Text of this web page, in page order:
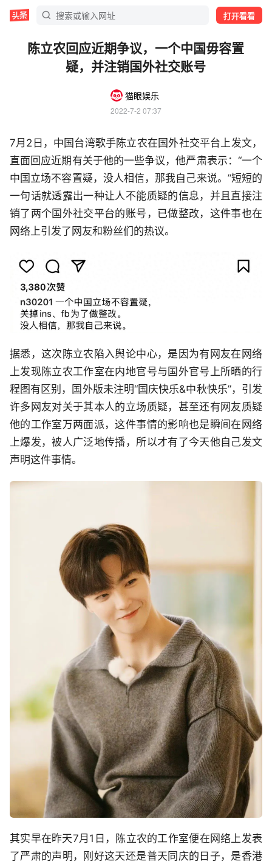
打开看看
陈立农回应近期争议，一个中国毋容置
疑，并注销国外社交账号
猫眼娱乐
2022-7-2 07:37
7月2日，中国台湾歌手陈立农在国外社交平台上发文，
直面回应近期有关于他的一些争议，他严肃表示：“一个
中国立场不容置疑，没人相信，那我自己来说。”短短的
一句话就透露出一种让人不能质疑的信息，并且直接注
销了两个国外社交平台的账号，已做整改，这件事也在
网络上引发了网友和粉丝们的热议。
据悉，这次陈立农陷入舆论中心，是因为有网友在网络
上发现陈立农工作室在内地官号与国外官号上所晒的行
程图有区别，国外版未注明“国庆快乐&中秋快乐”，引发
许多网友对关于其本人的立场质疑，甚至还有网友质疑
他的工作室万两面派，这件事情的影响也是瞬间在网络
上爆发，被人广泛地传播，所以才有了今天他自己发文
声明这件事情。
其实早在昨天7月1日，陈立农的工作室便在网络上发表
了严肃的声明，刚好这天还是普天同庆的日子，是香港